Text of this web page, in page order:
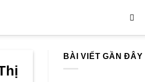
BÀI VIẾT GẦN ĐÂY